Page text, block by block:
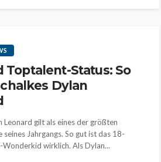
Toptalent-Status: So
Dylan
Leonard gilt als eines der größten
Jahrgangs. So gut ist das 18-
Wonderkid wirklich. Als Dylan...